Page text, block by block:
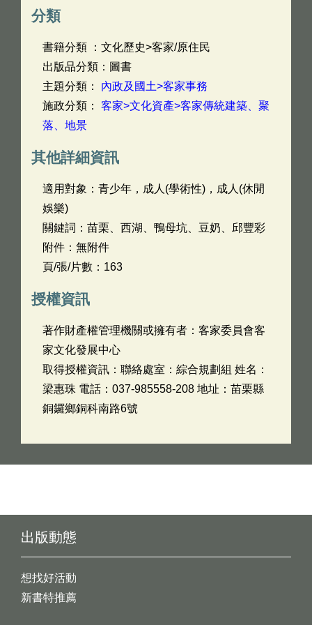
分類
書籍分類 ：文化歷史>客家/原住民
出版品分類：圖書
主題分類： 內政及國土>客家事務
施政分類： 客家>文化資產>客家傳統建築、聚
落、地景
其他詳細資訊
適用對象：青少年，成人(學術性)，成人(休閒
娛樂)
關鍵詞：苗栗、西湖、鴨母坑、豆奶、邱豐彩
附件：無附件
頁/張/片數：163
授權資訊
著作財產權管理機關或擁有者：客家委員會客
家文化發展中心
取得授權資訊：聯絡處室：綜合規劃組 姓名：
梁惠珠 電話：037-985558-208 地址：苗栗縣
銅鑼鄉銅科南路6號
出版動態
想找好活動
新書特推薦